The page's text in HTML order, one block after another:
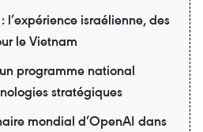
l’expérience israélienne, des
le Vietnam
programme national
stratégiques
mondial d’OpenAI dans